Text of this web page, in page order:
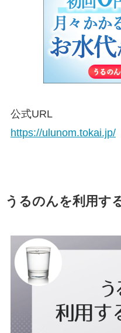
公式URL
https://ulunom.tokai.jp/
うるのんを利用す